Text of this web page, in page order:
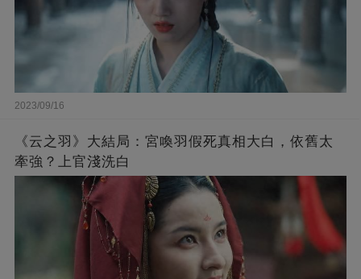
2023/09/16
《云之羽》大結局：宮喚羽假死真相大白，依舊太
牽強？上官淺洗白